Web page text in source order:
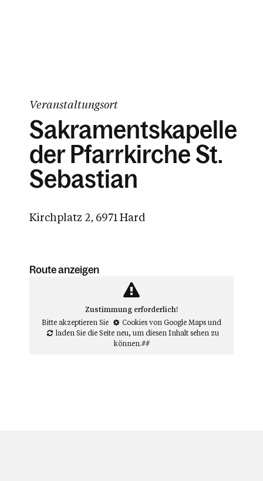
Veranstaltungsort
Sakramentskapelle
der Pfarrkirche St.
Sebastian
Kirchplatz 2, 6971 Hard
Route anzeigen
Zustimmung erforderlich!
Bitte akzeptieren Sie
Cookies von Google Mapsund
laden Sie die Seite neu, um diesen Inhalt sehen zu
können.##